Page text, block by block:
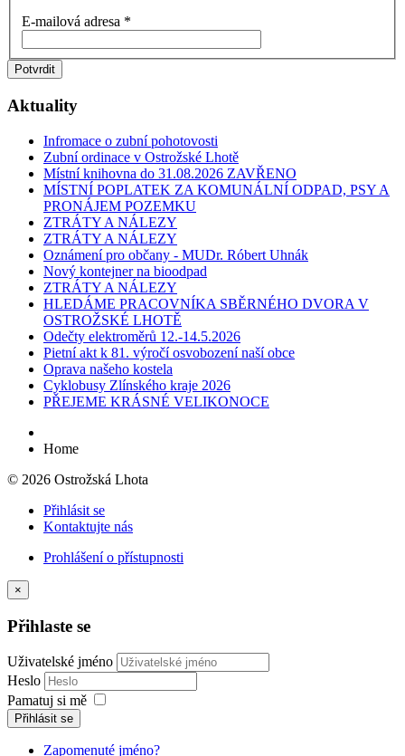
E-mailová adresa *
Potvrdit
Aktuality
Infromace o zubní pohotovosti
Zubní ordinace v Ostrožské Lhotě
Místní knihovna do 31.08.2026 ZAVŘENO
MÍSTNÍ POPLATEK ZA KOMUNÁLNÍ ODPAD, PSY A
PRONÁJEM POZEMKU
ZTRÁTY A NÁLEZY
ZTRÁTY A NÁLEZY
Oznámení pro občany - MUDr. Róbert Uhnák
Nový kontejner na bioodpad
ZTRÁTY A NÁLEZY
HLEDÁME PRACOVNÍKA SBĚRNÉHO DVORA V
OSTROŽSKÉ LHOTĚ
Odečty elektroměrů 12.-14.5.2026
Pietní akt k 81. výročí osvobození naší obce
Oprava našeho kostela
Cyklobusy Zlínského kraje 2026
PŘEJEME KRÁSNÉ VELIKONOCE
Home
© 2026 Ostrožská Lhota
Přihlásit se
Kontaktujte nás
Prohlášení o přístupnosti
×
Přihlaste se
Uživatelské jméno
Heslo
Pamatuj si mě
Přihlásit se
Zapomenuté jméno?